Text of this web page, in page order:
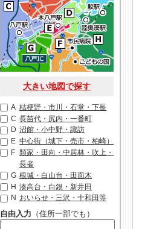
大きい地図で探す
A 桔梗野・市川・石堂・下長
C 長苗代・尻内・一番町
D 沼館・小中野・諏訪
E 中心街（城下・売市・柏崎）
F 類家・田向・中居林・吹上・
長者
G 根城・白山台・田面木
H 湊高台・白銀・新井田
N おいらせ・三沢・十和田等
自由入力 （住所一部でも）